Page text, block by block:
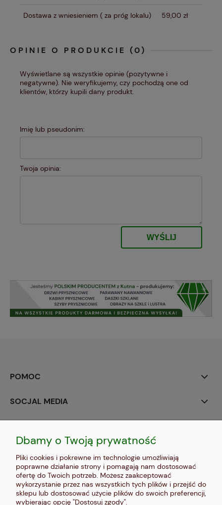
Dostawa z wniesieniem ( za próg lokalu) 59,00 zł
OPINIE O PRODUKCIE (0)
Wyświetlane są wszystkie opinie (pozytywne i
negatywne). Nie weryfikujemy, czy pochodzą one od
klientów, którzy kupili dany produkt.
Imię lub pseudonim:
Twoja opinia:
WYŚLIJ
POMOC
SOCJAL MEDIA
INFORMACJE
O NAS
Dbamy o Twoją prywatność
Pliki cookies i pokrewne im technologie umożliwiają
poprawne działanie strony i pomagają nam dostosować
ofertę do Twoich potrzeb. Możesz zaakceptować
wykorzystanie przez nas wszystkich tych plików i przejść do
sklepu lub dostosować użycie plików do swoich preferencji,
wybierając opcję "Dostosuj zgody".